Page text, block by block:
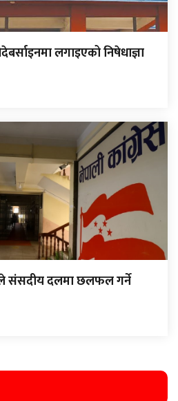
लगाइएको निषेधाज्ञा
संसदीय दलमा छलफल गर्ने